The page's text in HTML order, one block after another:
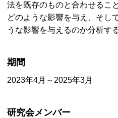
法を既存のものと合わせるこ
どのような影響を与え、そし
うな影響を与えるのか分析する
期間
2023年4月～2025年3月
研究会メンバー